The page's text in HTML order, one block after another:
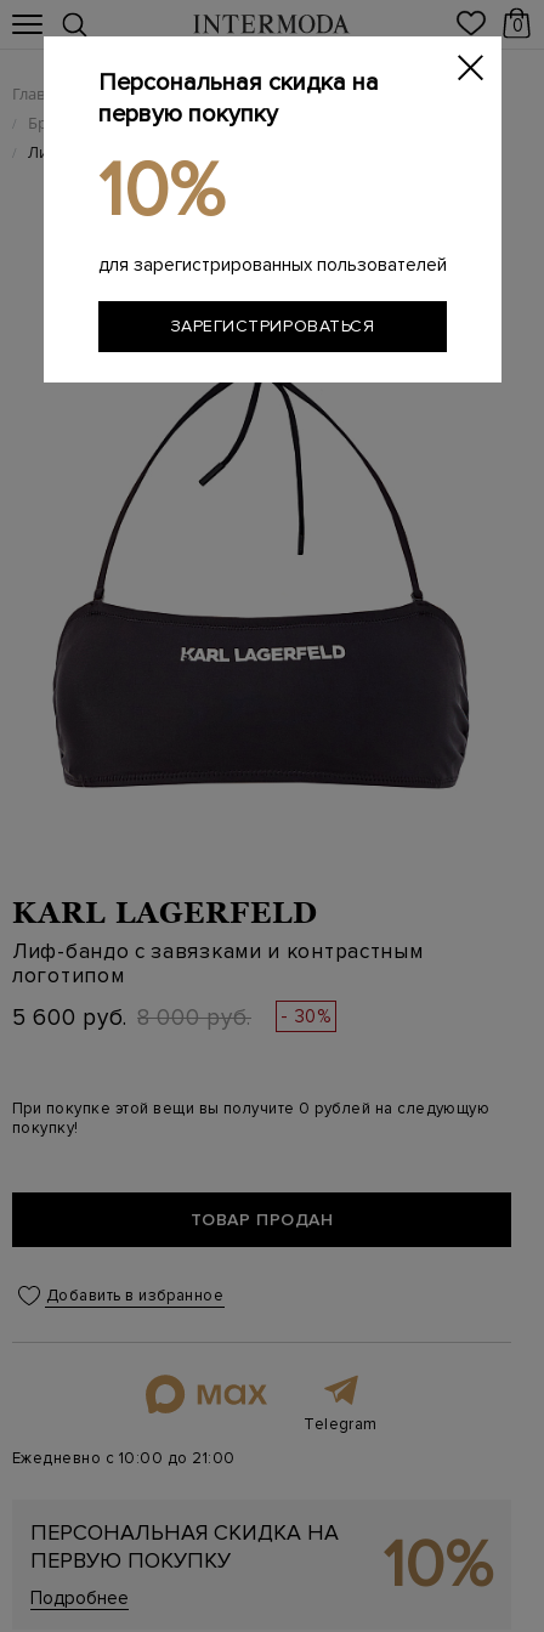
0
Главная Женщинам / Женская одежда
/ Брендовая женская пляжная одежда и купальники
/ Лиф-бандо с завязками и контрастным логотипом
KARL LAGERFELD
Лиф-бандо с завязками и контрастным
логотипом
5 600 руб. 8 000 руб. - 30%
При покупке этой вещи вы получите 0 рублей на следующую
покупку!
ТОВАР ПРОДАН
Добавить в избранное
Telegram
Ежедневно с 10:00 до 21:00
ПЕРСОНАЛЬНАЯ СКИДКА НА
ПЕРВУЮ ПОКУПКУ
Подробнее 10%
Персональная скидка на
первую покупку
10%
для зарегистрированных пользователей
ЗАРЕГИСТРИРОВАТЬСЯ